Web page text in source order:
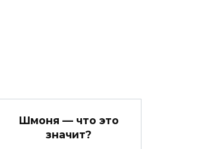
Шмоня — что это
значит?